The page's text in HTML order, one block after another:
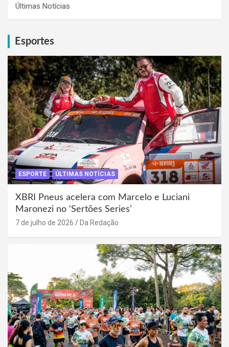
Últimas Notícias
Esportes
ESPORTE ÚLTIMAS NOTÍCIAS
XBRI Pneus acelera com Marcelo e Luciani
Maronezi no ‘Sertões Series’
7 de julho de 2026 Da Redação